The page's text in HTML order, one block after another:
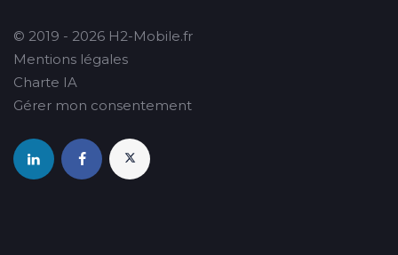
© 2019 - 2026 H2-Mobile.fr
Mentions légales
Charte IA
Gérer mon consentement